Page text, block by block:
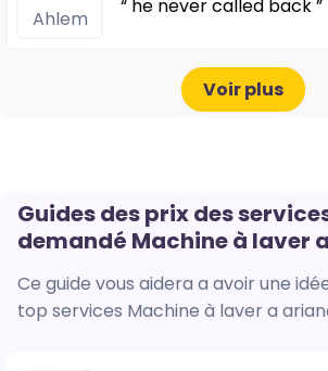
Ahlem
“ he never called back ”
Voir plus
Guides des prix des
demandé Machine à laver
Ce guide vous aidera a avoir une idée des tarifs des
top services Machine à laver a